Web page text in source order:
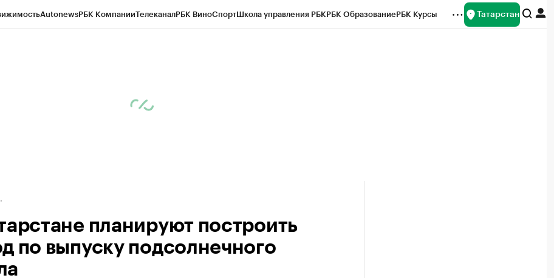
AutonewsРБК КомпанииТелеканалРБК ВиноСпортШкола управления РБКРБК ОбразованиеРБК Курсы Татарстан
планируют построить
по выпуску подсолнечного